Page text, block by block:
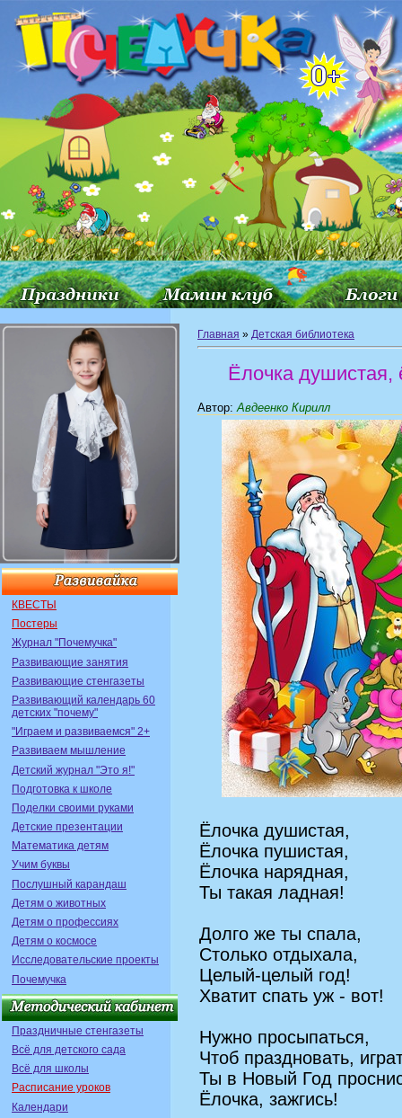
КВЕСТЫ
Постеры
Журнал "Почемучка"
Развивающие занятия
Развивающие стенгазеты
Развивающий календарь 60
детских "почему"
"Играем и развиваемся" 2+
Развиваем мышление
Детский журнал "Это я!"
Подготовка к школе
Поделки своими руками
Детские презентации
Математика детям
Учим буквы
Послушный карандаш
Детям о животных
Детям о профессиях
Детям о космосе
Исследовательские проекты
Почемучка
Праздничные стенгазеты
Всё для детского сада
Всё для школы
Расписание уроков
Календари
Главная » Детская библиотека
Ёлочка душистая,
Автор: Авдеенко Кирилл
Ёлочка душистая,
Ёлочка пушистая,
Ёлочка нарядная,
Ты такая ладная!
Долго же ты спала,
Столько отдыхала,
Целый-целый год!
Хватит спать уж - вот!
Нужно просыпаться,
Чтоб праздновать,
Ты в Новый Год
Ёлочка, зажгись!